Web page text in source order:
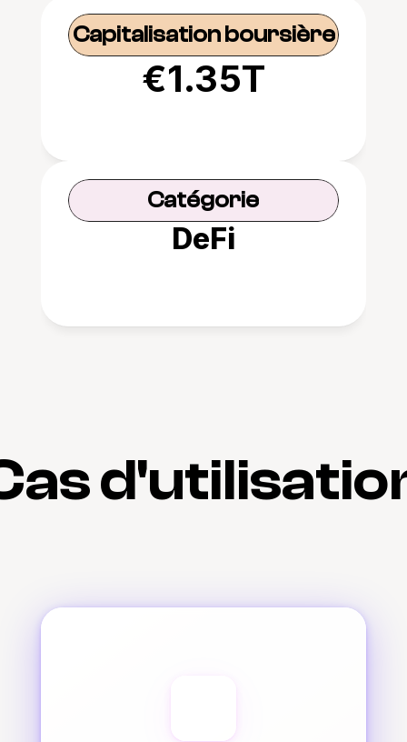
Capitalisation boursière
€1.35T
Catégorie
DeFi